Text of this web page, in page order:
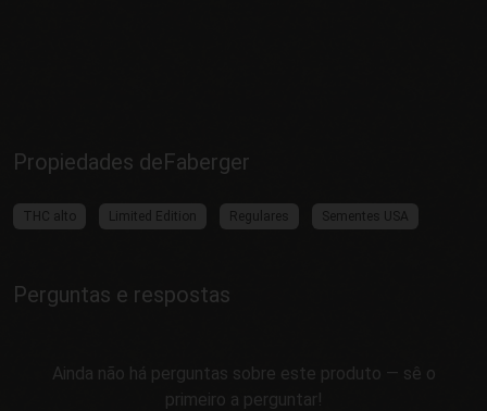
Propiedades deFaberger
THC alto Limited Edition Regulares Sementes USA
Perguntas e respostas
Ainda não há perguntas sobre este produto — sê o
primeiro a perguntar!